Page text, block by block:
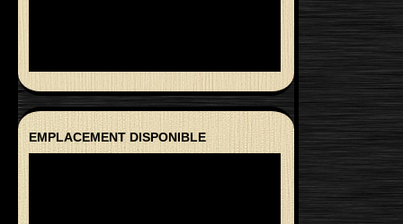
EMPLACEMENT DISPONIBLE